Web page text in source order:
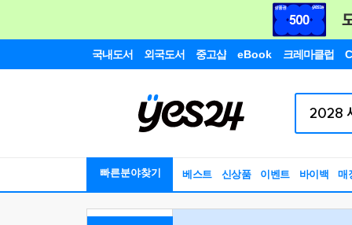
국내도서 외국도서 중고샵 eBook 크레마클럽
빠른분야찾기 베스트 신상품 이벤트 바이백 매